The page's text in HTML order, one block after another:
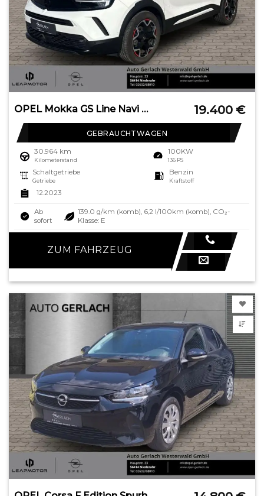
OPEL Mokka GS Line Navi Digitales Cockpit LED Apple C 19.400 €
GEBRAUCHTWAGEN
30.964 km
Kilometerstand
100KW
136 PS
Schaltgetriebe
Getriebe
Benzin
Kraftstoff
12.2023
Ab
sofort
139.0 g/km (komb), 6,2 l/100km (komb), CO₂-
Klasse: E
ZUM FAHRZEUG